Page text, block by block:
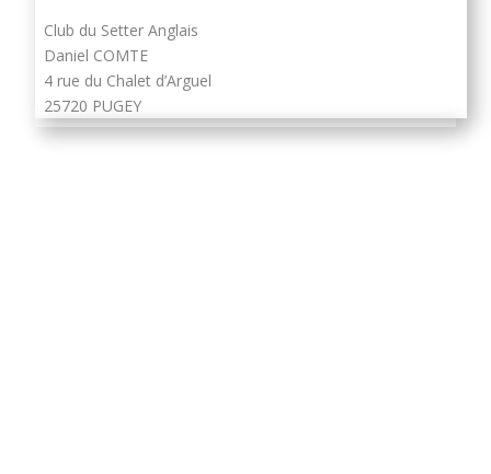
Club du Setter Anglais
Daniel COMTE
4 rue du Chalet d’Arguel
25720 PUGEY